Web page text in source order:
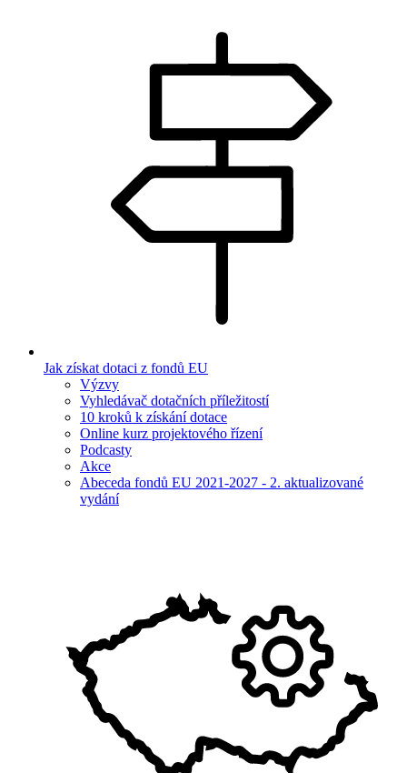
Jak získat dotaci z fondů EU
Výzvy
Vyhledávač dotačních příležitostí
10 kroků k získání dotace
Online kurz projektového řízení
Podcasty
Akce
Abeceda fondů EU 2021-2027 - 2. aktualizované
vydání